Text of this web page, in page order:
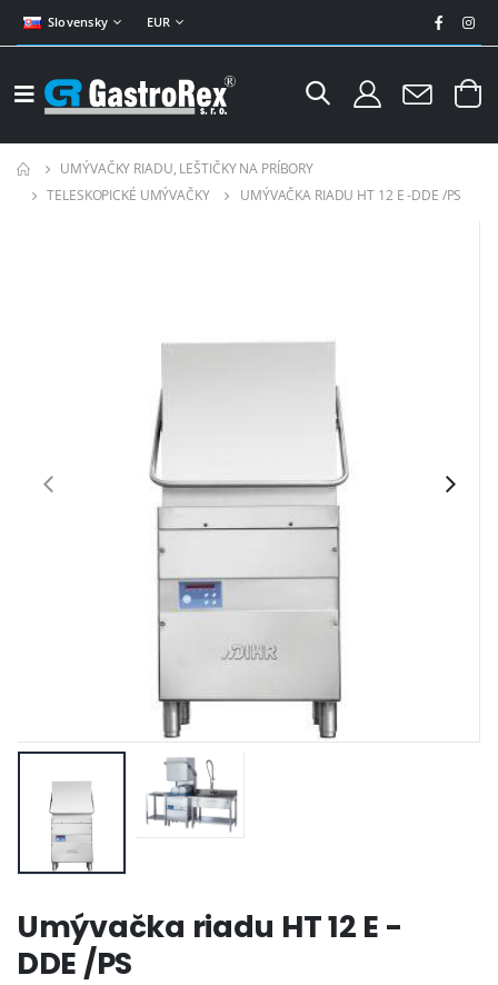
Slovensky EUR
UMÝVAČKY RIADU, LEŠTIČKY NA PRÍBORY
TELESKOPICKÉ UMÝVAČKY
UMÝVAČKA RIADU HT 12 E -DDE /PS
Umývačka riadu HT 12 E -
DDE /PS